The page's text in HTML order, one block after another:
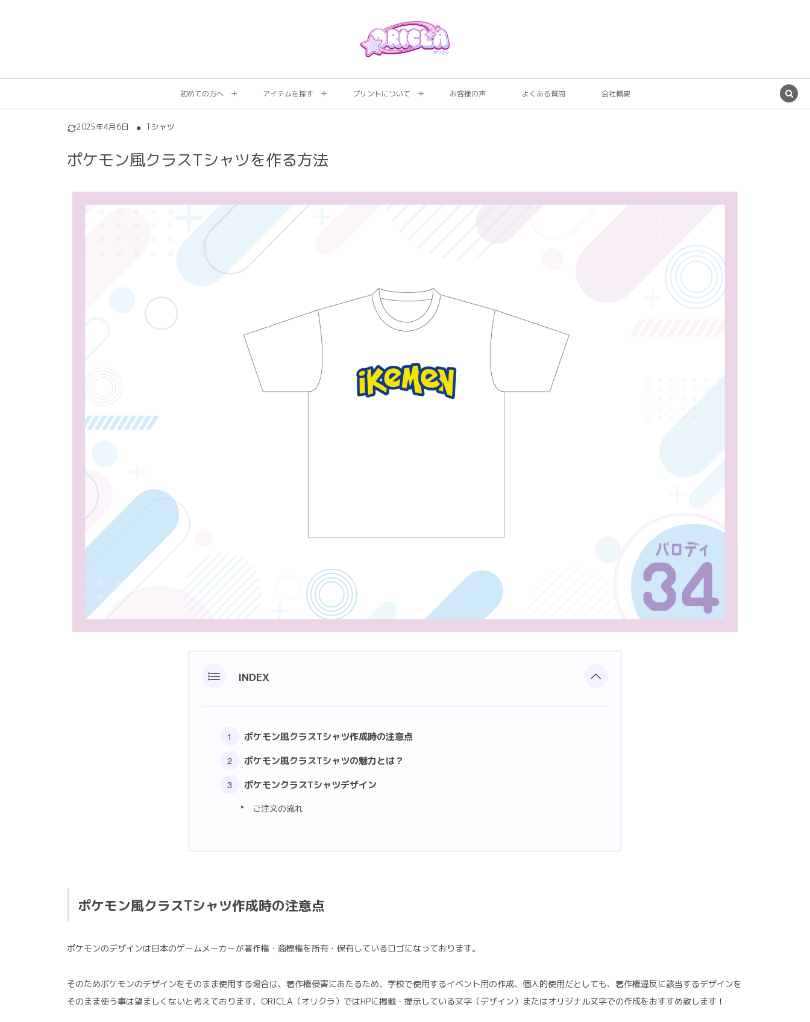
初めての方へ アイテムを探す プリントについて お客様の声 よくある質問 会社概要
2025年4月6日 Tシャツ
ポケモン風クラスTシャツを作る方法
INDEX
ポケモン風クラスTシャツ作成時の注意点
ポケモン風クラスTシャツの魅力とは？
ポケモンクラスTシャツデザイン
ご注文の流れ
ポケモン風クラスTシャツ作成時の注意点
ポケモンのデザインは日本のゲームメーカーが著作権・商標権を所有・保有しているロゴになっております。
そのためポケモンのデザインをそのまま使用する場合は、著作権侵害にあたるため、学校で使用するイベント用の作成、個人的使用だとしても、著作権違反に該当するデザインを
そのまま使う事は望ましくないと考えております、ORICLA（オリクラ）ではHPに掲載・提示している文字（デザイン）またはオリジナル文字での作成をおすすめ致します！